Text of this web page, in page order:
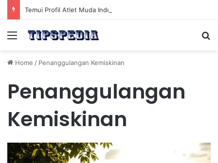
Menu
Home / Penanggulangan Kemiskinan
Penanggulangan
Kemiskinan